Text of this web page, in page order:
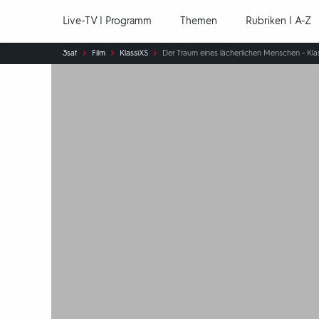
Live-TV | Programm Themen Rubriken | A-Z
Sie
sind
3sat Film KlassiXS Der Traum eines lächerlichen Menschen -